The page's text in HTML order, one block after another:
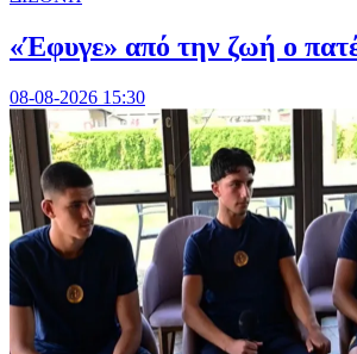
«Έφυγε» από την ζωή ο
08-08-2026 15:30